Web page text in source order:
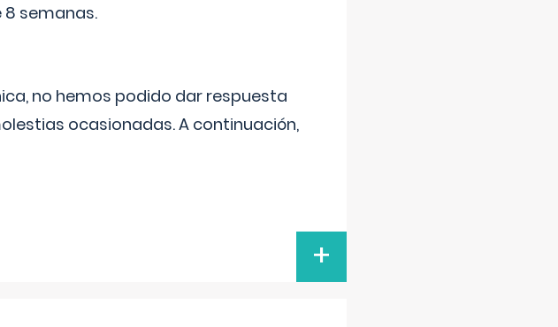
semanas.
no hemos podido dar respuesta
ocasionadas. A continuación,
+